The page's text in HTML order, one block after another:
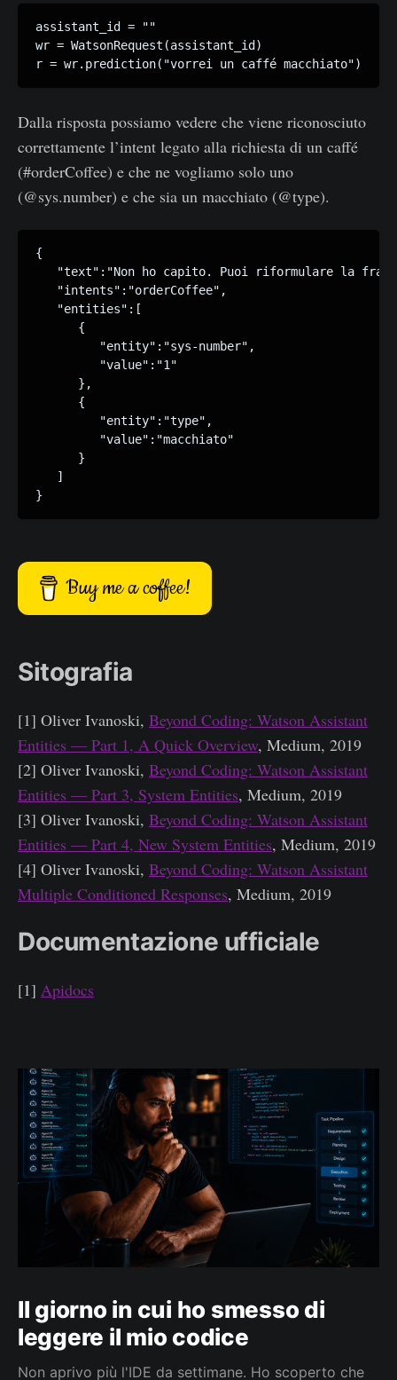
assistant_id = ""
wr = WatsonRequest(assistant_id)
r = wr.prediction("vorrei un caffé macchiato")
Dalla risposta possiamo vedere che viene riconosciuto
correttamente l’intent legato alla richiesta di un caffé
(#orderCoffee) e che ne vogliamo solo uno
(@sys.number) e che sia un macchiato (@type).
{
"text":"Non ho capito. Puoi riformulare la
   "intents":"orderCoffee",
   "entities":[
      {
         "entity":"sys-number",
         "value":"1"
      },
      {
         "entity":"type",
         "value":"macchiato"
      }
   ]
}
Buy me a coffee!
Sitografia
[1] Oliver Ivanoski, Beyond Coding: Watson Assistant
Entities — Part 1, A Quick Overview, Medium, 2019
[2] Oliver Ivanoski, Beyond Coding: Watson Assistant
Entities — Part 3, System Entities, Medium, 2019
[3] Oliver Ivanoski, Beyond Coding: Watson Assistant
Entities — Part 4, New System Entities, Medium, 2019
[4] Oliver Ivanoski, Beyond Coding: Watson Assistant
Multiple Conditioned Responses, Medium, 2019
Documentazione ufficiale
[1] Apidocs
Il giorno in cui ho smesso di
leggere il mio codice
Non aprivo più l'IDE da settimane. Ho scoperto che